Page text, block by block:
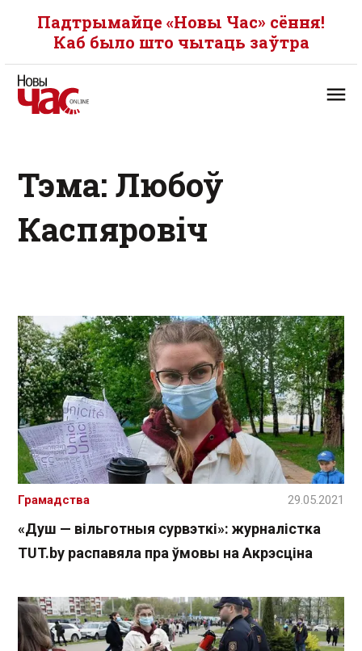
Падтрымайце «Новы Час» сёння!
Каб было што чытаць заўтра
Тэма: Любоў
Каспяровіч
«Душ — вільготныя сурвэткі»: журналістка
TUT.by распавяла пра ўмовы на Акрэсціна
Грамадства 29.05.2021